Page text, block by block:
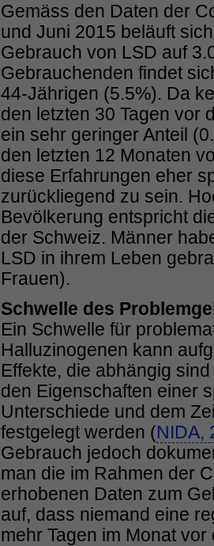
Gemäss den Daten der
und Juni 2015 beläuft
Gebrauch von LSD auf
Gebrauchenden findet
44-Jährigen (5.5%). Da
den letzten 30 Tagen vor
ein sehr geringer Anteil
den letzten 12 Monaten
diese Erfahrungen eher
zurückliegend zu sein.
Bevölkerung entspricht
der Schweiz. Männer
LSD in ihrem Leben
Frauen).
Schwelle des
Ein Schwelle für
Halluzinogenen kann
Effekte, die abhängig
den Eigenschaften einer
Unterschiede und dem
festgelegt werden (NIDA,
Gebrauch jedoch
man die im Rahmen der
erhobenen Daten zum
auf, dass niemand eine
mehr Tagen im Monat